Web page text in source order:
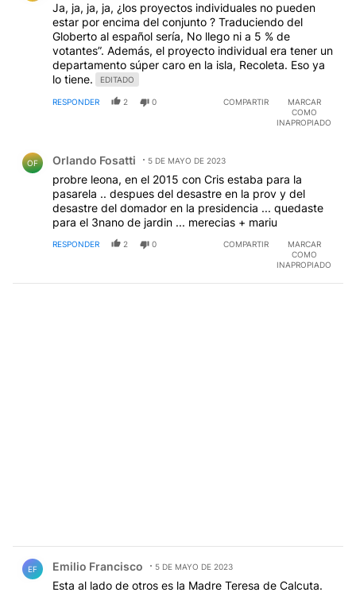
Ja, ja, ja, ja, ¿los proyectos individuales no pueden
estar por encima del conjunto ? Traduciendo del
Globerto al español sería, No llego ni a 5 % de
votantes”. Además, el proyecto individual era tener un
departamento súper caro en la isla, Recoleta. Eso ya
lo tiene.
EDITADO
RESPONDER 2 0 COMPARTIR
MARCAR
COMO
INAPROPIADO
OF Orlando Fosatti 5 DE MAYO DE 2023
probre leona, en el 2015 con Cris estaba para la
pasarela .. despues del desastre en la prov y del
desastre del domador en la presidencia ... quedaste
para el 3nano de jardin ... merecias + mariu
RESPONDER 2 0 COMPARTIR
MARCAR
COMO
INAPROPIADO
EF Emilio Francisco 5 DE MAYO DE 2023
Esta al lado de otros es la Madre Teresa de Calcuta.